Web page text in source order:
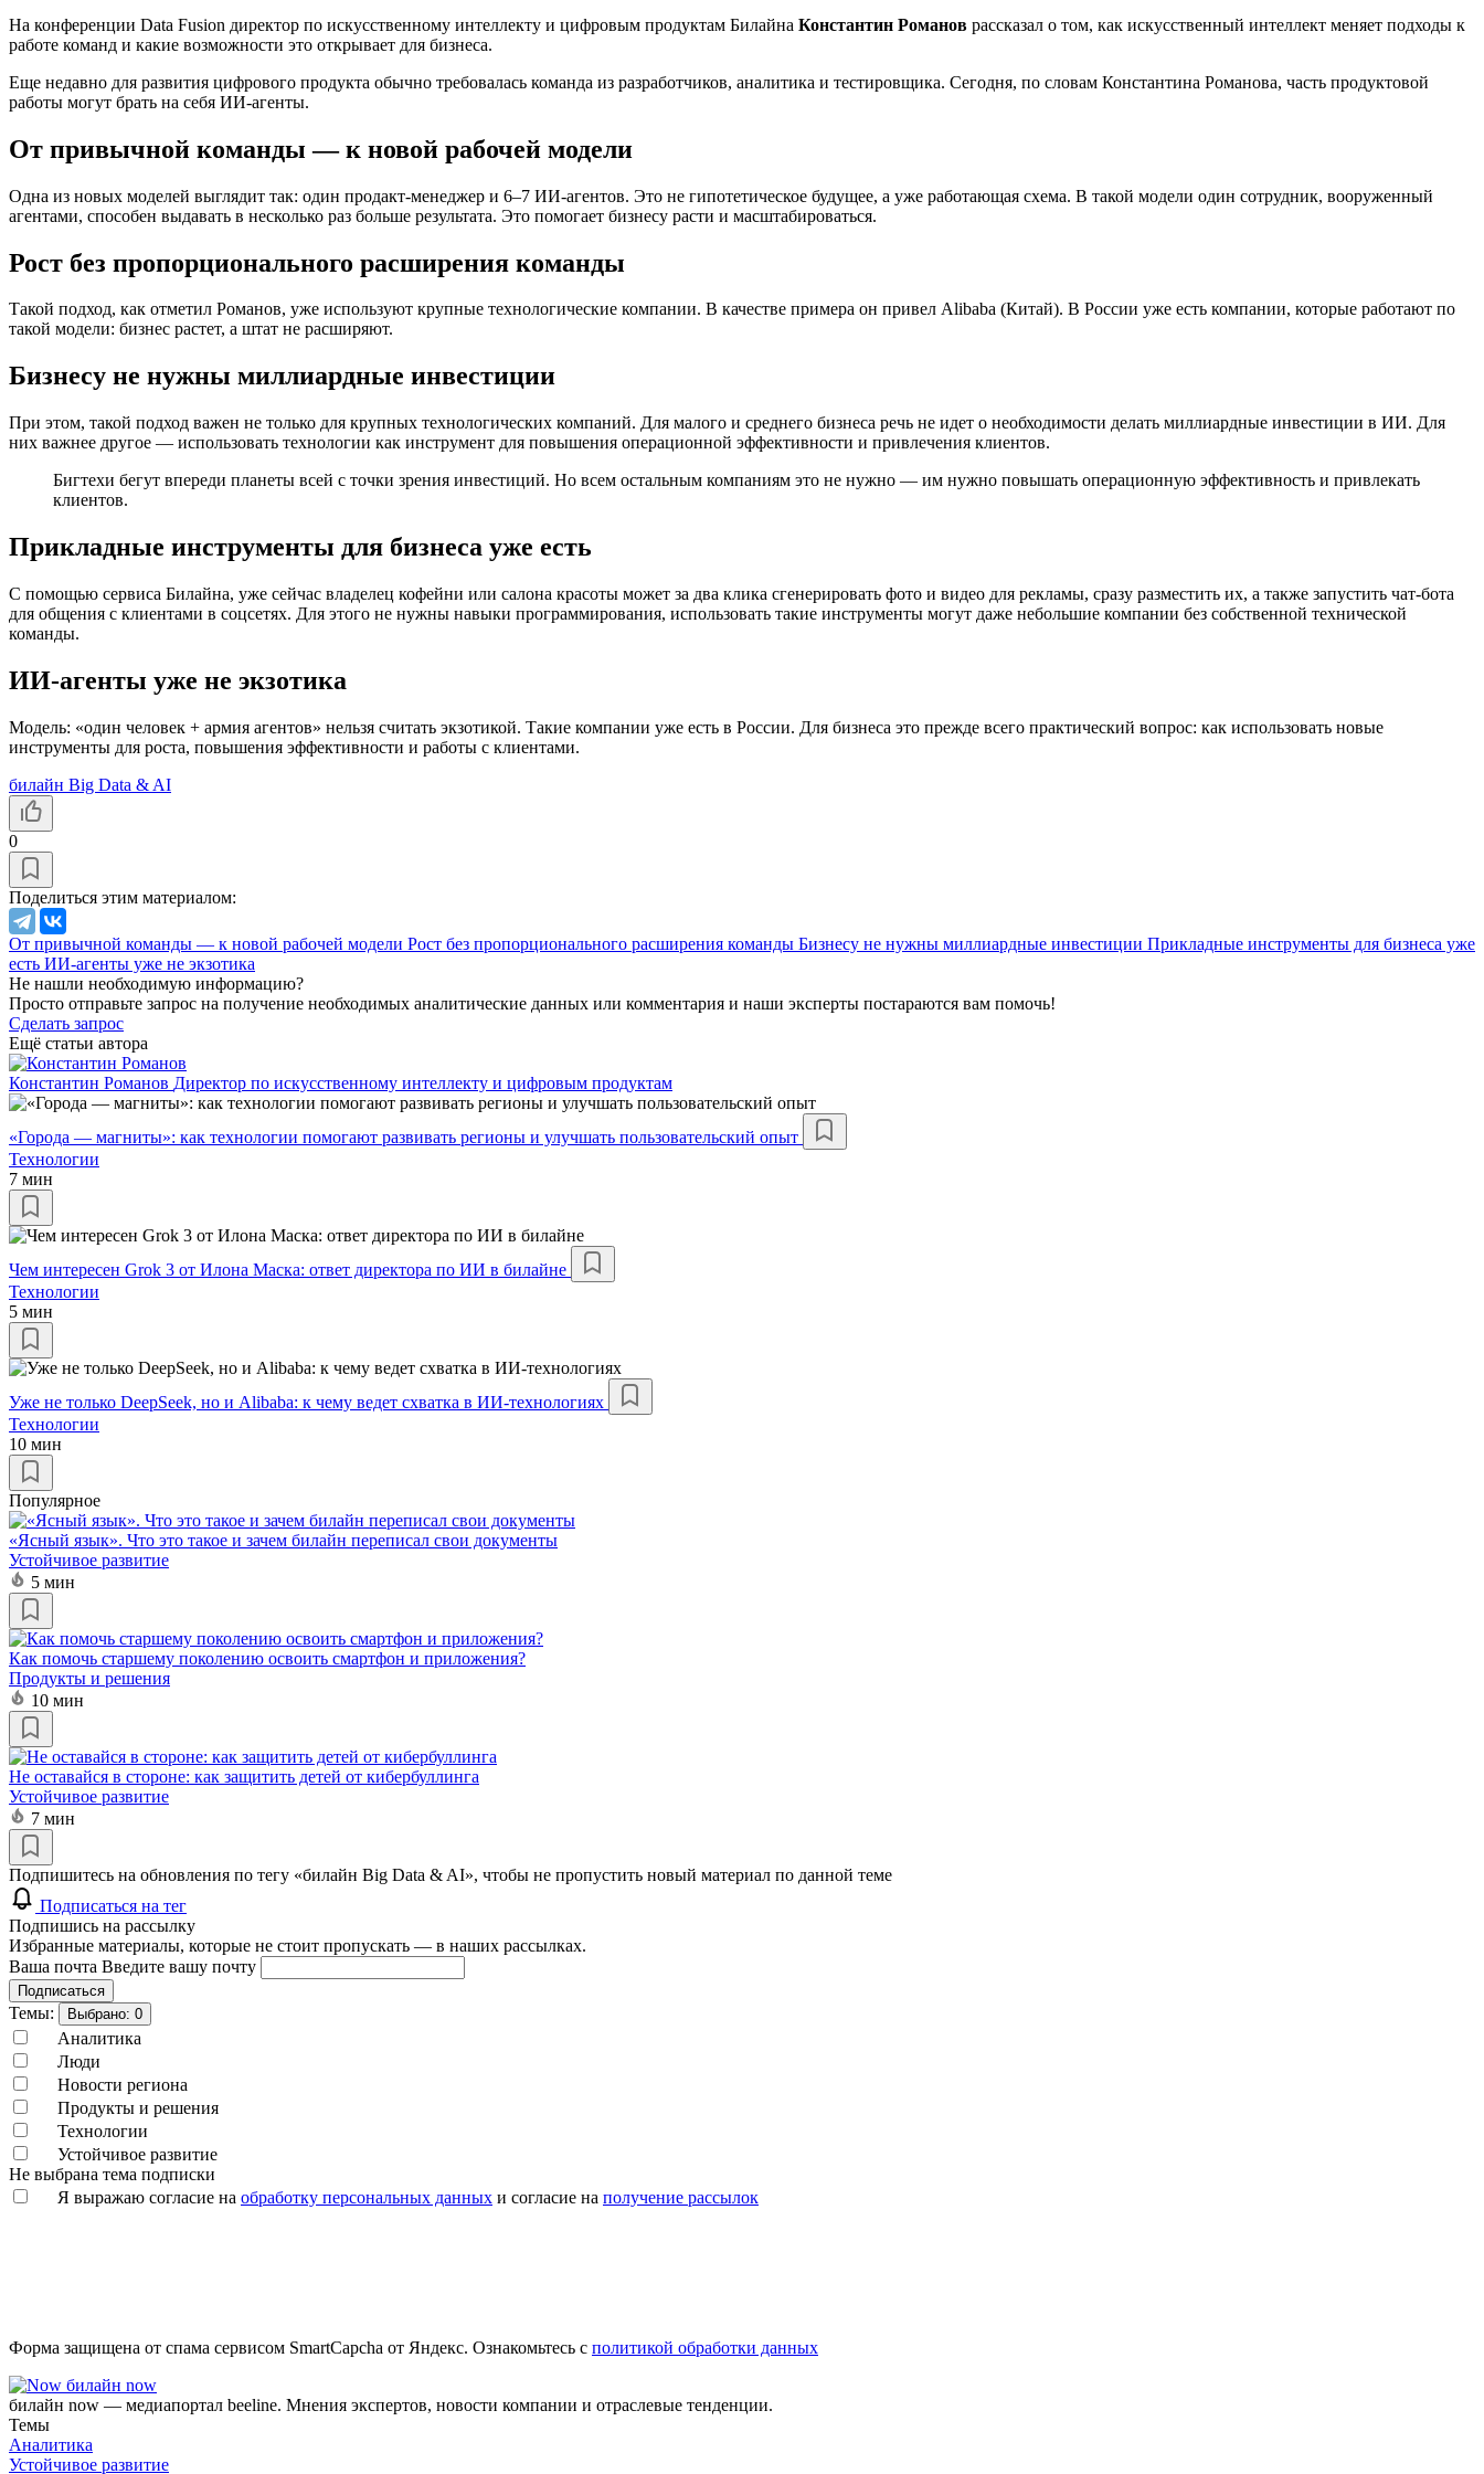
На конференции Data Fusion директор по искусственному интеллекту и цифровым продуктам Билайна Константин Романов рассказал о том, как искусственный интеллект меняет подходы к
работе команд и какие возможности это открывает для бизнеса.
Еще недавно для развития цифрового продукта обычно требовалась команда из разработчиков, аналитика и тестировщика. Сегодня, по словам Константина Романова, часть продуктовой
работы могут брать на себя ИИ-агенты.
От привычной команды — к новой рабочей модели
Одна из новых моделей выглядит так: один продакт-менеджер и 6–7 ИИ-агентов. Это не гипотетическое будущее, а уже работающая схема. В такой модели один сотрудник, вооруженный
агентами, способен выдавать в несколько раз больше результата. Это помогает бизнесу расти и масштабироваться.
Рост без пропорционального расширения команды
Такой подход, как отметил Романов, уже используют крупные технологические компании. В качестве примера он привел Alibaba (Китай). В России уже есть компании, которые работают по
такой модели: бизнес растет, а штат не расширяют.
Бизнесу не нужны миллиардные инвестиции
При этом, такой подход важен не только для крупных технологических компаний. Для малого и среднего бизнеса речь не идет о необходимости делать миллиардные инвестиции в ИИ. Для
них важнее другое — использовать технологии как инструмент для повышения операционной эффективности и привлечения клиентов.
Бигтехи бегут впереди планеты всей с точки зрения инвестиций. Но всем остальным компаниям это не нужно — им нужно повышать операционную эффективность и привлекать
клиентов.
Прикладные инструменты для бизнеса уже есть
С помощью сервиса Билайна, уже сейчас владелец кофейни или салона красоты может за два клика сгенерировать фото и видео для рекламы, сразу разместить их, а также запустить чат-бота
для общения с клиентами в соцсетях. Для этого не нужны навыки программирования, использовать такие инструменты могут даже небольшие компании без собственной технической
команды.
ИИ-агенты уже не экзотика
Модель: «один человек + армия агентов» нельзя считать экзотикой. Такие компании уже есть в России. Для бизнеса это прежде всего практический вопрос: как использовать новые
инструменты для роста, повышения эффективности и работы с клиентами.
билайн Big Data & AI
0
Поделиться этим материалом:
От привычной команды — к новой рабочей модели Рост без пропорционального расширения команды Бизнесу не нужны миллиардные инвестиции Прикладные инструменты для бизнеса уже
есть ИИ-агенты уже не экзотика
Не нашли необходимую информацию?
Просто отправьте запрос на получение необходимых аналитические данных или комментария и наши эксперты постараются вам помочь!
Сделать запрос
Ещё статьи автора
Константин Романов Директор по искусственному интеллекту и цифровым продуктам
«Города — магниты»: как технологии помогают развивать регионы и улучшать пользовательский опыт
Технологии
7 мин
Чем интересен Grok 3 от Илона Маска: ответ директора по ИИ в билайне
Технологии
5 мин
Уже не только DeepSeek, но и Alibaba: к чему ведет схватка в ИИ-технологиях
Технологии
10 мин
Популярное
«Ясный язык». Что это такое и зачем билайн переписал свои документы
Устойчивое развитие
5 мин
Как помочь старшему поколению освоить смартфон и приложения?
Продукты и решения
10 мин
Не оставайся в стороне: как защитить детей от кибербуллинга
Устойчивое развитие
7 мин
Подпишитесь на обновления по тегу «билайн Big Data & AI», чтобы не пропустить новый материал по данной теме
Подписаться на тег
Подпишись на рассылку
Избранные материалы, которые не стоит пропускать — в наших рассылках.
Ваша почта Введите вашу почту
Подписаться
Темы: Выбрано: 0
Аналитика
Люди
Новости региона
Продукты и решения
Технологии
Устойчивое развитие
Не выбрана тема подписки
Я выражаю согласие на обработку персональных данных и согласие на получение рассылок
Форма защищена от спама сервисом SmartCapcha от Яндекс. Ознакомьтесь с политикой обработки данных
билайн now
билайн now — медиапортал beeline. Мнения экспертов, новости компании и отраслевые тенденции.
Темы
Аналитика
Устойчивое развитие